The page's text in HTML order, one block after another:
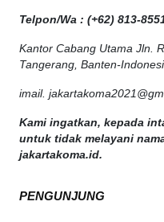
Telpon/Wa : (+62) 813-
Kantor Cabang Utama Jln.
Tangerang, Banten-
imail.
Kami ingatkan, kepada
untuk tidak melayani
jakartakoma.id.
PENGUNJUNG